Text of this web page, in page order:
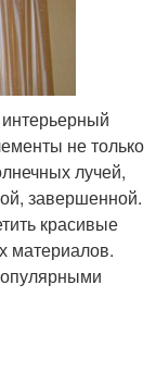
не только
лучей,
завершенной.
красивые
материалов.